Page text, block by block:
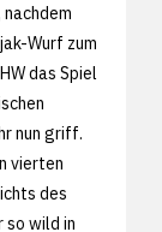
Wurf zum
das Spiel
nun griff.
vierten
des
so wild in